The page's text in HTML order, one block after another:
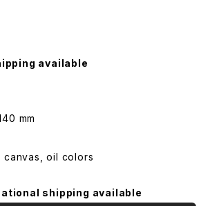
available
mm
canvas, oil colors
shipping available